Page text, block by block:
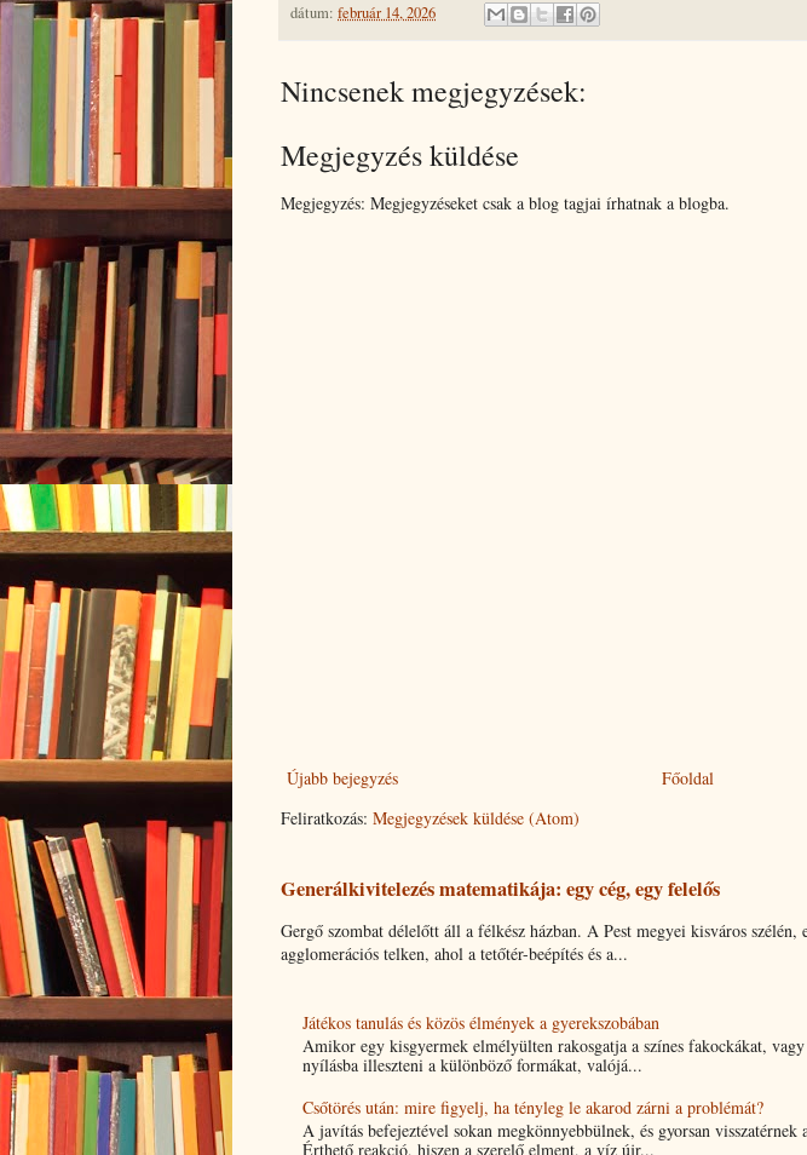
dátum: február 14, 2026
Nincsenek megjegyzések:
Megjegyzés küldése
Megjegyzés: Megjegyzéseket csak a blog tagjai írhatnak a blogba.
Újabb bejegyzés
Főoldal
Feliratkozás: Megjegyzések küldése (Atom)
Generálkivitelezés matematikája: egy cég, egy felelős
Gergő szombat délelőtt áll a félkész házban. A Pest megyei kisváros szélén,
agglomerációs telken, ahol a tetőtér-beépítés és a...
Játékos tanulás és közös élmények a gyerekszobában
Amikor egy kisgyermek elmélyülten rakosgatja a színes fakockákat,
nyílásba illeszteni a különböző formákat, valójá...
Csőtörés után: mire figyelj, ha tényleg le akarod zárni a problémát?
A javítás befejeztével sokan megkönnyebbülnek, és gyorsan visszatérnek
Érthető reakció, hiszen a szerelő elment, a víz újr...